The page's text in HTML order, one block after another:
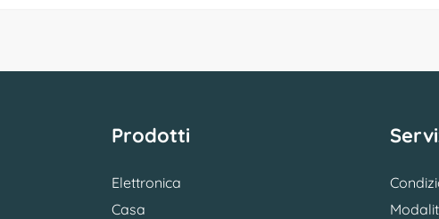
Prodotti
Elettronica
Casa